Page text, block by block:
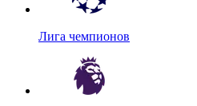
Лига чемпионов